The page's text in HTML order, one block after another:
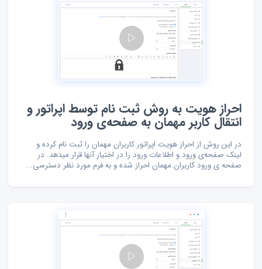
احراز هویت به روش ثبت نام توسط اپراتور و
انتقال کاربر مهمان به صفحه‌ی ورود
در این روش از احراز هویت اپراتور کاربران مهمان را ثبت نام کرده و
لینک صفحه‌ی ورود و اطلاعات ورود را در اختیار آنها قرار میدهد. در
صفحه ی ورود کاربران مهمان احراز شده و به فرم مورد نظر دسترسی...